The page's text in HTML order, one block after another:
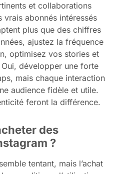
et collaborations
vrais abonnés intéressés
plus que des chiffres
ajustez la fréquence
optimisez vos stories et
développer une forte
mais chaque interaction
audience fidèle et utile.
feront la différence.
des
?
tentant, mais l’achat